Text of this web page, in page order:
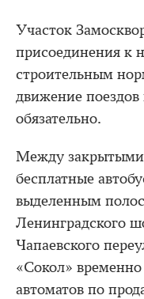
Участок
присоединения к
строительным
движение поездов
обязательно.
Между закрытыми
бесплатные
выделенным
Ленинградского
Чапаевского
«Сокол» временно
автоматов по